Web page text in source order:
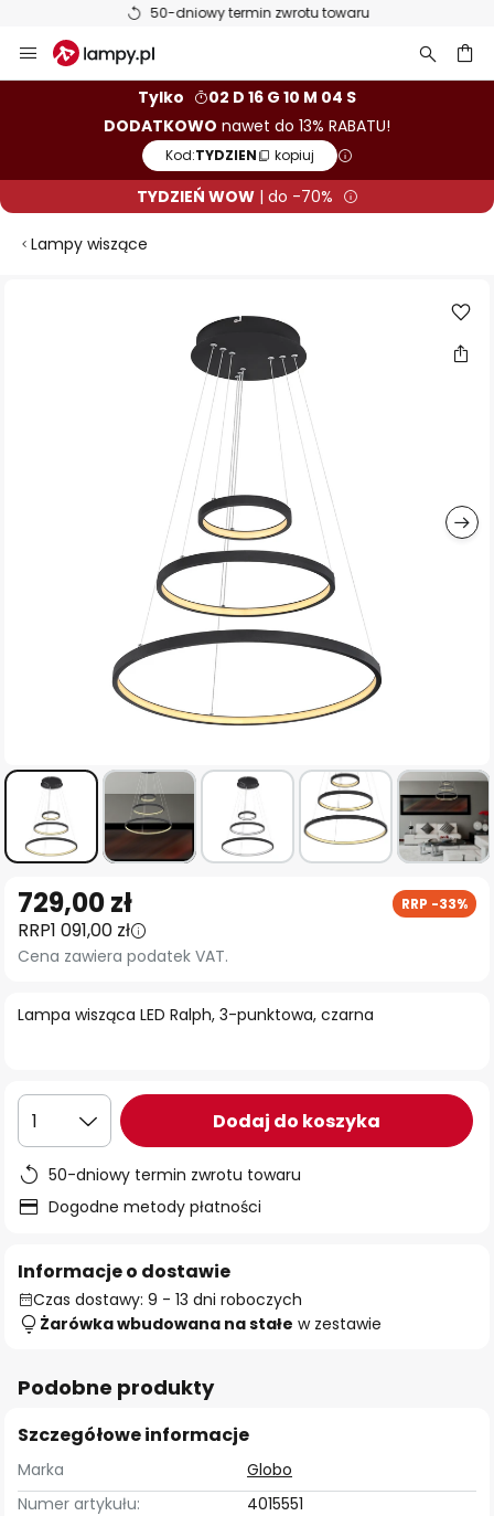
50-dniowy termin zwrotu towaru
Przejdź
do
Tylko
02 D 16 G 10 M 03 S
DODATKOWO nawet do 13% RABATU!
Kod:TYDZIEN kopiuj
TYDZIEŃ WOW| do -70%
Lampy wiszące
na
początek
galerii
Lampa wisząca LED Ralph, 3-punktowa, czarna
729,00 zł RRP -33%
RRP1 091,00 zł
Cena zawiera podatek VAT.
1 Dodaj do koszyka
50-dniowy termin zwrotu towaru
Dogodne metody płatności
Informacje o dostawie
Czas dostawy: 9 - 13 dni roboczych
Żarówka wbudowana na stałe w zestawie
Podobne produkty
Szczegółowe informacje
Marka
Globo
Numer artykułu:
4015551